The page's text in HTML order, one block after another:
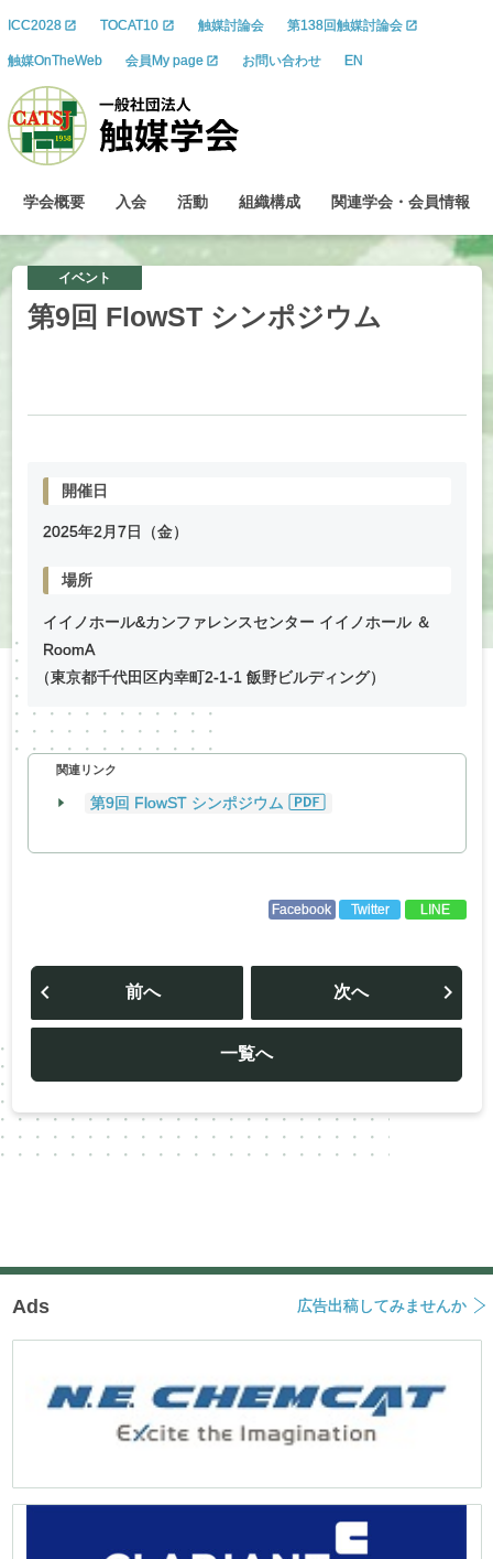
ICC2028 TOCAT10 触媒討論会 第138回触媒討論会
触媒OnTheWeb 会員My page お問い合わせ EN
学会概要 入会 活動 組織構成 関連学会 ・ 会員情報
イベント
第9 回 FlowST シンポジウム
開催日
2025年2月7日（金）
場所
イイノホール&カンファレンスセンター イイノホール ＆
RoomA
（東京都千代⽥区内幸町2-1-1 飯野ビルディング）
関連リンク
第9回 FlowST シンポジウム
Facebook Twitter LINE
投
ビ
ー
シ
ョ
前へ
一覧へ
次へ
Ads 広告出稿してみませんか